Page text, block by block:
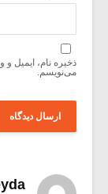
ذخیره نام، ایمیل
می‌نویسم.